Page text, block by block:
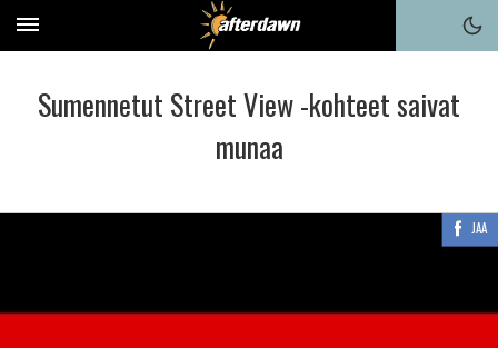
Sumennetut Street View -kohteet saivat
munaa
JAA